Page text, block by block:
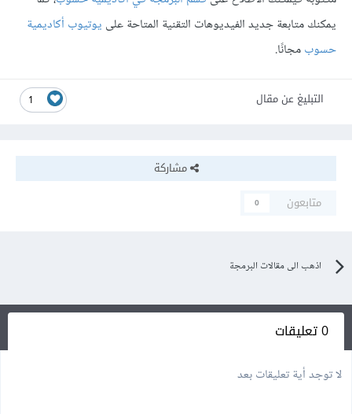
يمكنك متابعة جديد الفيديوهات التقنية المتاحة على يوتيوب أكاديمية
حسوبمجانًا.
1 التبليغ عن مقال
مشاركة
متابعون
0
اذهب الى مقالات البرمجة
0 تعليقات
لا توجد أية تعليقات بعد